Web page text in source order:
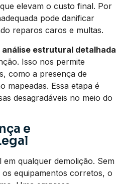
elevam o custo final. Por
pode danificar
reparos caros e multas.
análise estrutural detalhada
Isso nos permite
como a presença de
mapeadas. Essa etapa é
desagradáveis no meio do
e
qualquer demolição. Sem
equipamentos corretos, o